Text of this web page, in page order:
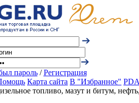
пароль/Регистрация
Карта сайта В "Избранное"
топливо, мазут и битум,